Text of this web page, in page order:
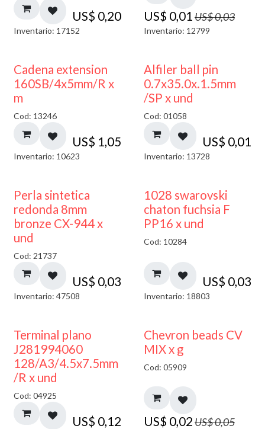
US$ 0,20
Inventario: 17152
US$ 0,01US$0,03
Inventario: 12799
Cadena extension
160SB/4x5mm/R x
m
Cod: 13246
US$ 1,05
Inventario: 10623
Alfiler ball pin
0.7x35.0x.1.5mm
/SP x und
Cod: 01058
US$ 0,01
Inventario: 13728
Perla sintetica
redonda 8mm
bronze CX-944 x
und
Cod: 21737
US$ 0,03
Inventario: 47508
1028 swarovski
chaton fuchsia F
PP16 x und
Cod: 10284
US$ 0,03
Inventario: 18803
Terminal plano
J281994060
128/A3/4.5x7.5mm
/R x und
Cod: 04925
US$ 0,12
50% DESCUENTO
Chevron beads CV
MIX x g
Cod: 05909
US$ 0,02US$0,05